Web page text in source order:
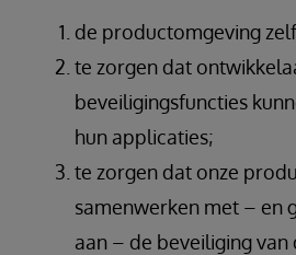
de productomgeving
te zorgen dat
beveiligingsfuncties
hun applicaties;
te zorgen dat onze
samenwerken met – en
aan – de beveiliging van